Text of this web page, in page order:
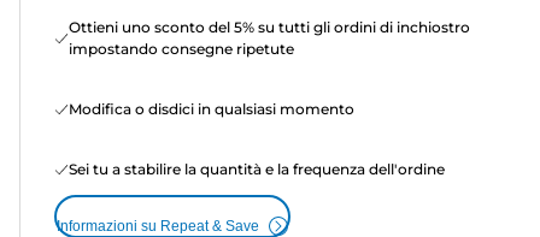
Ottieni uno sconto del 5% su tutti gli ordini di inchiostro
impostando consegne ripetute
Modifica o disdici in qualsiasi momento
Sei tu a stabilire la quantità e la frequenza dell'ordine
Informazioni su Repeat & Save